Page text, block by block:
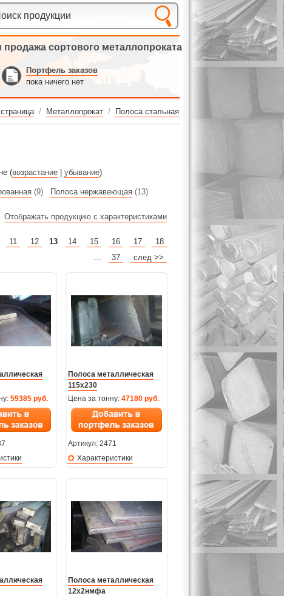
продажа сортового металлопроката
Портфель заказов
пока ничего нет
/ Металлопрокат / Полоса стальная
(возрастание убывание)
(9) Полоса нержавеющая (13)
Отображать продукцию с характеристиками
11 12 13 14 15 16 17
18
...
37 след >>
59385 руб.
Полоса металлическая
115х230
Цена за тонну: 47180 руб.
Артикул: 2471
Характеристики
Полоса металлическая
12х2нмфа